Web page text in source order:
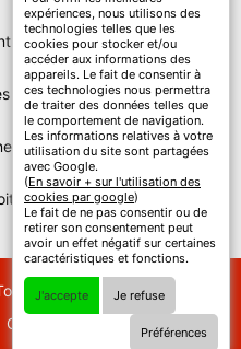
de toiture Yvelines
Yvelines
droit réservé
Contactez-nous
expériences, nous utilisons des
technologies telles que les
cookies pour stocker et/ou
accéder aux informations des
appareils. Le fait de consentir à
ces technologies nous permettra
de traiter des données telles que
le comportement de navigation.
Les informations relatives à votre
utilisation du site sont partagées
avec Google.
(En savoir + sur l'utilisation des
cookies par google)
Le fait de ne pas consentir ou de
retirer son consentement peut
avoir un effet négatif sur certaines
caractéristiques et fonctions.
J'accepte Je refuse
Préférences